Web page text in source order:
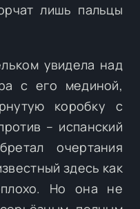
лишь пальцы
увидела над
с его мединой,
коробку с
– испанский
очертания
здесь как
Но она не